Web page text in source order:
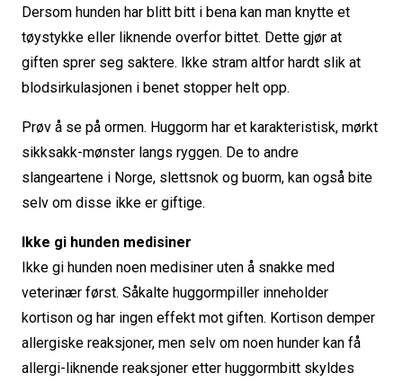
Dersom hunden har blitt bitt i bena kan man knytte et
tøystykke eller liknende overfor bittet. Dette gjør at
giften sprer seg saktere. Ikke stram altfor hardt slik at
blodsirkulasjonen i benet stopper helt opp.
Prøv å se på ormen. Huggorm har et karakteristisk, mørkt
sikksakk-mønster langs ryggen. De to andre
slangeartene i Norge, slettsnok og buorm, kan også bite
selv om disse ikke er giftige.
Ikke gi hunden medisiner
Ikke gi hunden noen medisiner uten å snakke med
veterinær først. Såkalte huggormpiller inneholder
kortison og har ingen effekt mot giften. Kortison demper
allergiske reaksjoner, men selv om noen hunder kan få
allergi-liknende reaksjoner etter huggormbitt skyldes